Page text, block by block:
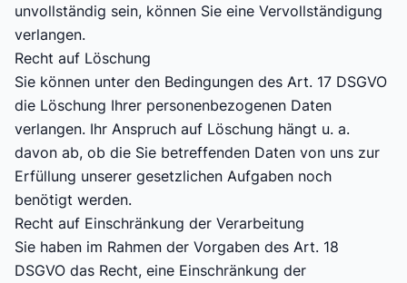
unvollständig sein, können Sie eine Vervollständigung
verlangen.
Recht auf Löschung
Sie können unter den Bedingungen des Art. 17 DSGVO
die Löschung Ihrer personenbezogenen Daten
verlangen. Ihr Anspruch auf Löschung hängt u. a.
davon ab, ob die Sie betreffenden Daten von uns zur
Erfüllung unserer gesetzlichen Aufgaben noch
benötigt werden.
Recht auf Einschränkung der Verarbeitung
Sie haben im Rahmen der Vorgaben des Art. 18
DSGVO das Recht, eine Einschränkung der